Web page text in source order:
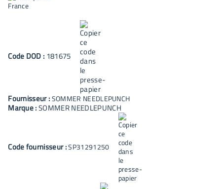
Code DOD : 181675
Fournisseur :SOMMER NEEDLEPUNCH
Marque :SOMMER NEEDLEPUNCH
Code fournisseur :SP31291250